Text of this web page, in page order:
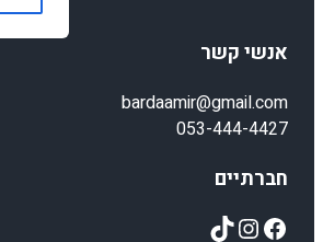
אנשי קשר
bardaamir@gmail.com
053-444-4427
חברתיים
Facebook
Instagram
TikTok